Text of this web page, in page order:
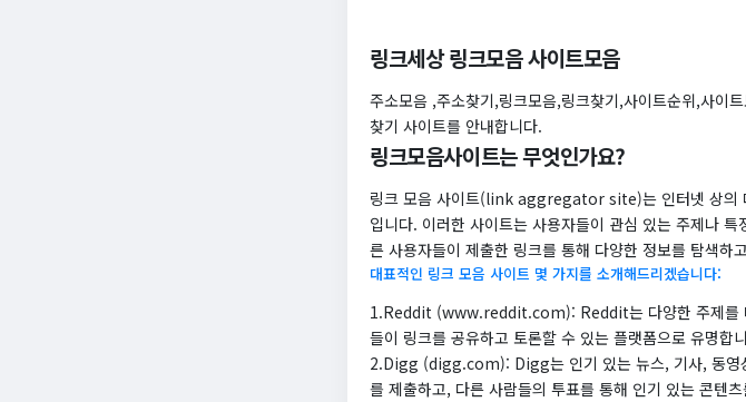
링크세상 링크모음 사이트모음
주소모음 ,주소찾기,링크모음,링크찾기,사이트순위,사이
찾기 사이트를 안내합니다.
링크모음사이트는 무엇인가요?
링크 모음 사이트(link aggregator site)는 인터넷 상의
입니다. 이러한 사이트는 사용자들이 관심 있는 주제나
른 사용자들이 제출한 링크를 통해 다양한 정보를 탐색하
대표적인 링크 모음 사이트 몇 가지를 소개해드리겠습니다:
1.Reddit (www.reddit.com): Reddit는 다양한 주제를
들이 링크를 공유하고 토론할 수 있는 플랫폼으로 유명합
2.Digg (digg.com): Digg는 인기 있는 뉴스, 기사, 동영
를 제출하고, 다른 사람들의 투표를 통해 인기 있는 콘텐